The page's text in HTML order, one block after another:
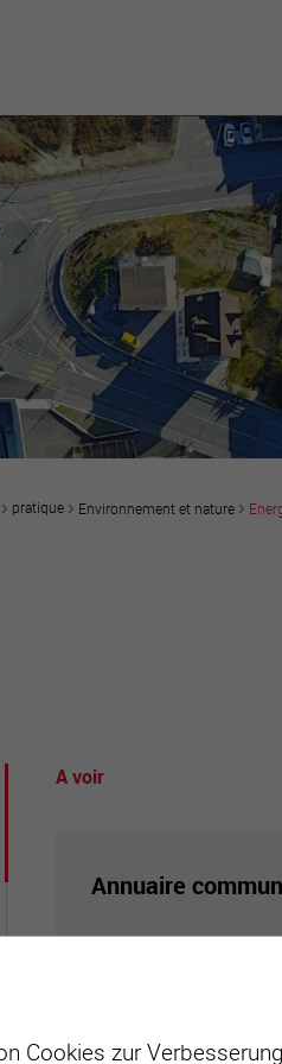
Prestations
Avantages
Unternehmen :
Willkommen!
Companies : Welcome!
Imprese : benvenute!
pratique Environnement et nature
A voir
Annuaire
Cookies zur